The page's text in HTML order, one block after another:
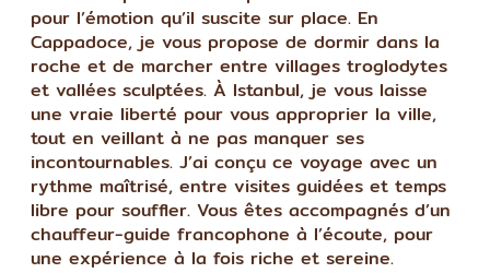
pour l’émotion qu’il suscite sur place. En
Cappadoce, je vous propose de dormir dans la
roche et de marcher entre villages troglodytes
et vallées sculptées. À Istanbul, je vous laisse
une vraie liberté pour vous approprier la ville,
tout en veillant à ne pas manquer ses
incontournables. J’ai conçu ce voyage avec un
rythme maîtrisé, entre visites guidées et temps
libre pour souffler. Vous êtes accompagnés d’un
chauffeur-guide francophone à l’écoute, pour
une expérience à la fois riche et sereine.